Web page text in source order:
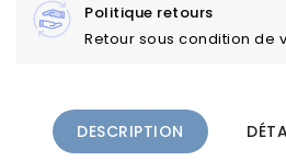
Politique retours
Retour sous condition de
DESCRIPTION